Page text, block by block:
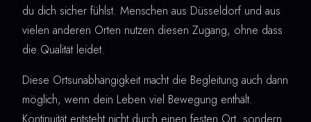
du dich sicher fühlst. Menschen aus Düsseldorf und aus
vielen anderen Orten nutzen diesen Zugang, ohne dass
die Qualität leidet.
Diese Ortsunabhängigkeit macht die Begleitung auch dann
möglich, wenn dein Leben viel Bewegung enthält.
Kontinuität entsteht nicht durch einen festen Ort, sondern